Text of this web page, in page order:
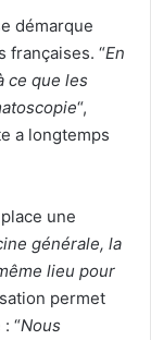
démarque
françaises. “En
ce que les
“,
a longtemps
une
générale, la
lieu pour
permet
“Nous